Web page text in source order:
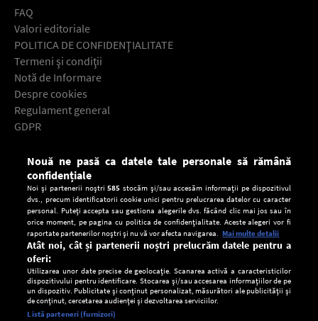
FAQ
Valori editoriale
POLITICA DE CONFIDENŢIALITATE
Termeni şi condiţii
Notă de Informare
Despre cookies
Regulament general
GDPR
Descarcă gratuit aplicaţia Europa FM pentru smartphone:
Setări:
Nouă ne pasă ca datele tale personale să rămână
confidențiale
Noi și partenerii noștri585 stocăm și/sau accesăm informații pe dispozitivul
dvs., precum identificatorii cookie unici pentru prelucrarea datelor cu caracter
personal. Puteți accepta sau gestiona alegerile dvs. făcând clic mai jos sau în
orice moment, pe pagina cu politica de confidențialitate. Aceste alegeri vor fi
raportate partenerilor noștri și nu vă vor afecta navigarea. Mai multe detalii
Atât noi, cât și partenerii noștri prelucrăm datele pentru a
oferi:
Utilizarea unor date precise de geolocație. Scanarea activă a caracteristicilor
dispozitivului pentru identificare. Stocarea și/sau accesarea informațiilor de pe
un dispozitiv. Publicitate și conținut personalizat, măsurători ale publicității și
de conținut, cercetarea audienței și dezvoltarea serviciilor.
Listă parteneri (furnizori)